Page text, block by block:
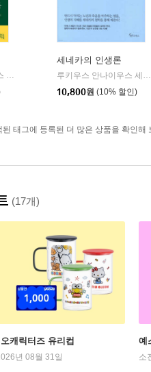
마르쿠스 아우렐리우스 저/박문재 역
현대지성
세네카의 인생론
루키우스 안나이우스 세네카 저/정영훈 편/정윤희 역
10,800원 (10% 할인)
된 태그에 등록된 더 많은 상품을 확인해
(17개)
캐릭터즈 유리컵
년 08월 31일
예
소